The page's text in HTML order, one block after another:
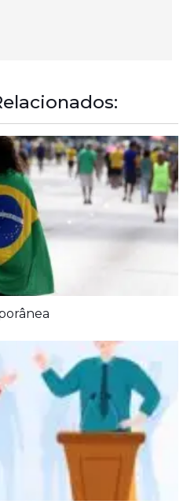
para transmitir
a governador